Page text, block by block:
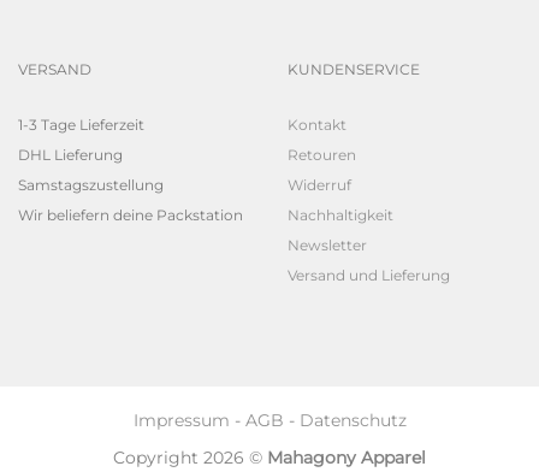
VERSAND
1-3 Tage Lieferzeit
DHL Lieferung
Samstagszustellung
Wir beliefern deine Packstation
KUNDENSERVICE
Kontakt
Retouren
Widerruf
Nachhaltigkeit
Newsletter
Versand und Lieferung
Impressum - AGB - Datenschutz
Copyright 2026 © Mahagony Apparel